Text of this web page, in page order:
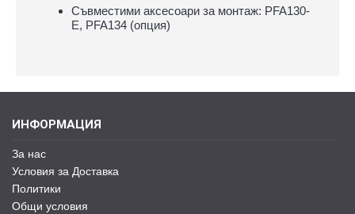
Съвместими аксесоари за монтаж: PFA130-
E, PFA134 (опция)
ИНФОРМАЦИЯ
За нас
Условия за Доставка
Политики
Общи условия